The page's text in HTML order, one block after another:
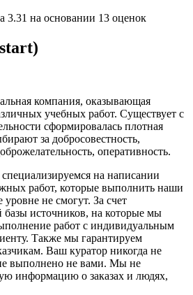
3.31 на основании 13 оценок
)
компания, оказывающая
учебных работ. Существует с
сформировалась плотная
за добросовестность,
оперативность.
на написании
работ, которые выполнить наши
не смогут. За счет
базы источников, на которые мы
работ с индивидуальным
Также мы гарантируем
Ваш куратор никогда не
выполнено не вами. Мы не
информацию о заказах и людях,